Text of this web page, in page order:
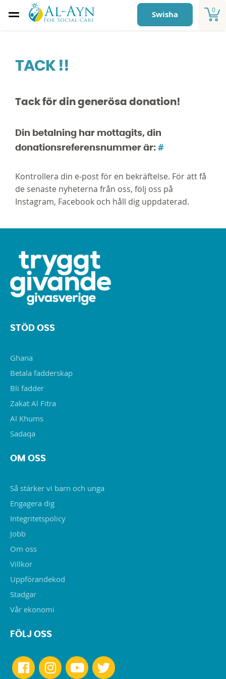
0
Swisha
TACK !!
Tack för din generösa donation!
Din betalning har mottagits, din
donationsreferensnummer är: #
Kontrollera din e-post för en bekräftelse. För att få
de senaste nyheterna från oss, följ oss på
Instagram, Facebook och håll dig uppdaterad.
STÖD OSS
Ghana
Betala fadderskap
Bli fadder
Zakat Al Fitra
Al Khums
Sadaqa
OM OSS
Så stärker vi barn och unga
Engagera dig
Integritetspolicy
Jobb
Om oss
Villkor
Uppförandekod
Stadgar
Vår ekonomi
FÖLJ OSS